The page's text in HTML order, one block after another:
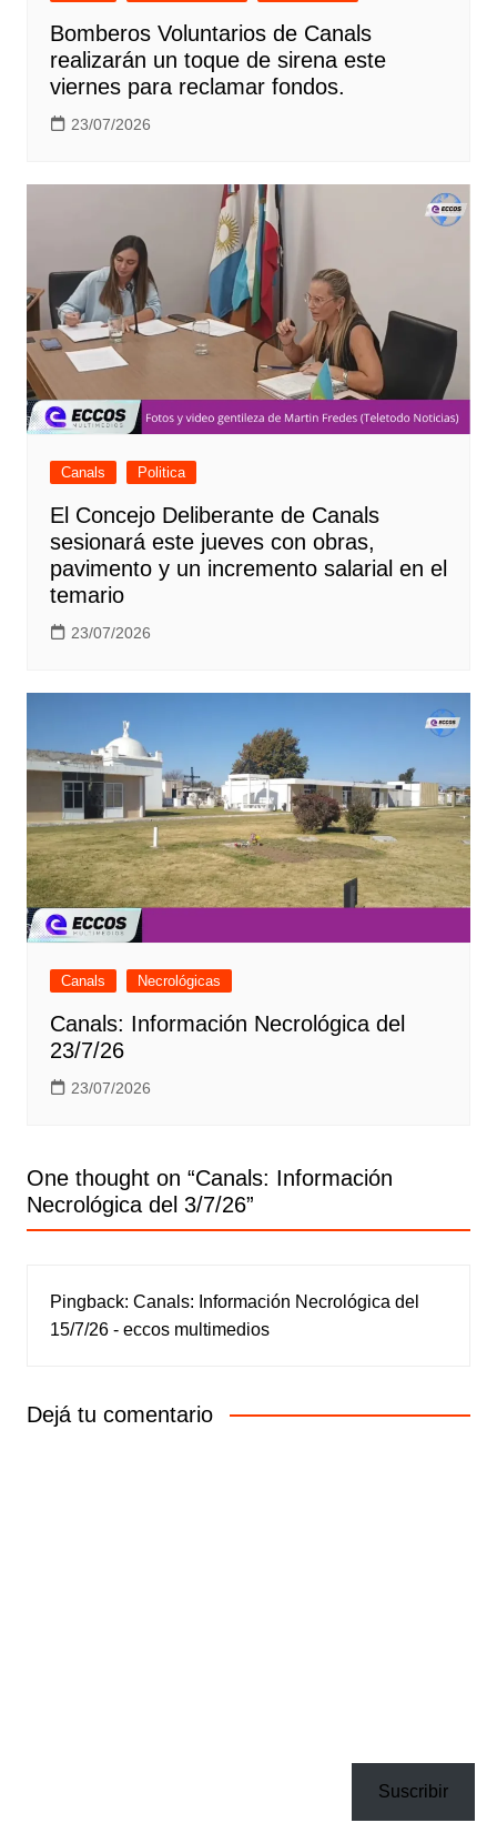
Bomberos Voluntarios de Canals
realizarán un toque de sirena este
viernes para reclamar fondos.
23/07/2026
Canals Politica
El Concejo Deliberante de Canals
sesionará este jueves con obras,
pavimento y un incremento salarial en el
temario
23/07/2026
Canals Necrológicas
Canals: Información Necrológica del
23/7/26
23/07/2026
One thought on “Canals: Información
Necrológica del 3/7/26”
Pingback: Canals: Información Necrológica del
15/7/26 - eccos multimedios
Dejá tu comentario
Suscribir